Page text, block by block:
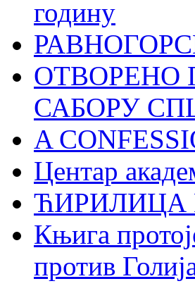
годину
ОТВОРЕНО
САБОРУ
A
Центар
ЋИРИЛИЦА
Књига
против